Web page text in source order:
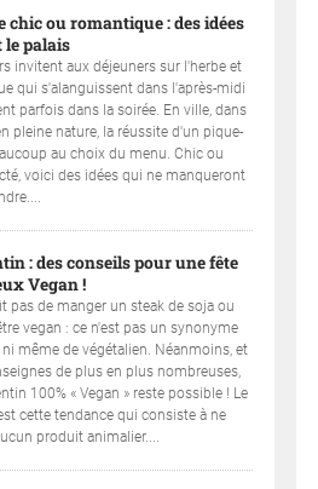
chic ou romantique : des idées
le palais
invitent aux déjeuners sur l'herbe et
qui s'alanguissent dans l'après-midi
parfois dans la soirée. En ville, dans
pleine nature, la réussite d'un pique-
au choix du menu. Chic ou
voici des idées qui ne manqueront
: des conseils pour une fête
Vegan !
pas de manger un steak de soja ou
vegan : ce n'est pas un synonyme
ni même de végétalien. Néanmoins, et
de plus en plus nombreuses,
100% « Vegan » reste possible ! Le
cette tendance qui consiste à ne
produit animalier....